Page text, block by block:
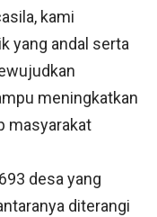
kami
yang andal serta
meningkatkan
masyarakat
desa yang
diterangi